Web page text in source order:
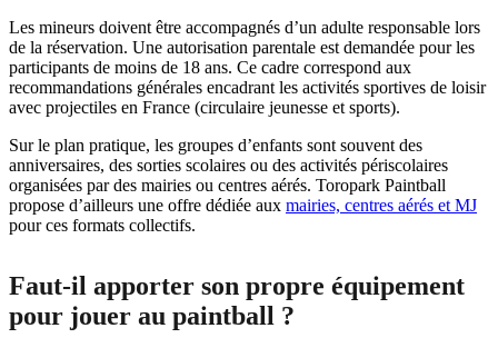
Les mineurs doivent être accompagnés d’un adulte responsable lors
de la réservation. Une autorisation parentale est demandée pour les
participants de moins de 18 ans. Ce cadre correspond aux
recommandations générales encadrant les activités sportives de loisir
avec projectiles en France (circulaire jeunesse et sports).
Sur le plan pratique, les groupes d’enfants sont souvent des
anniversaires, des sorties scolaires ou des activités périscolaires
organisées par des mairies ou centres aérés. Toropark Paintball
propose d’ailleurs une offre dédiée aux mairies, centres aérés et MJ
pour ces formats collectifs.
Faut-il apporter son propre équipement
pour jouer au paintball ?